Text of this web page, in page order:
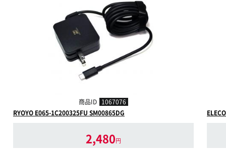
商品ID 1067076
RYOYO E065-1C200325FU SM00865DG
2,480円